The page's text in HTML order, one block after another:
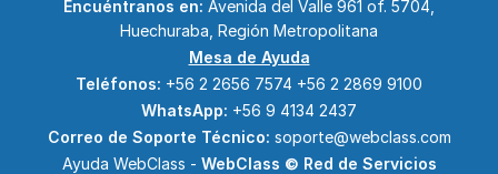
Encuéntranos en: Avenida del Valle 961 of. 5704,
Huechuraba, Región Metropolitana
Mesa de Ayuda
Teléfonos: +56 2 2656 7574 +56 2 2869 9100
WhatsApp: +56 9 4134 2437
Correo de Soporte Técnico: soporte@webclass.com
Ayuda WebClass - WebClass © Red de Servicios